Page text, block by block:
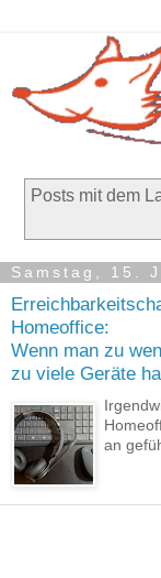
Posts mit dem
Samstag, 15.
Homeoffice:
Wenn man zu
zu viele Geräte
an